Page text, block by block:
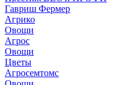
Гавриш Фермер
Агрико
Овощи
Агрос
Овощи
Цветы
Агросемтомс